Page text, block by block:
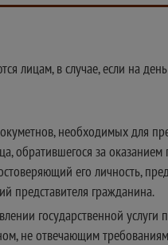
лицам, в случае, если на
необходимых для
обратившегося за
его личность,
представителя гражданина.
государственной услуги
не отвечающим